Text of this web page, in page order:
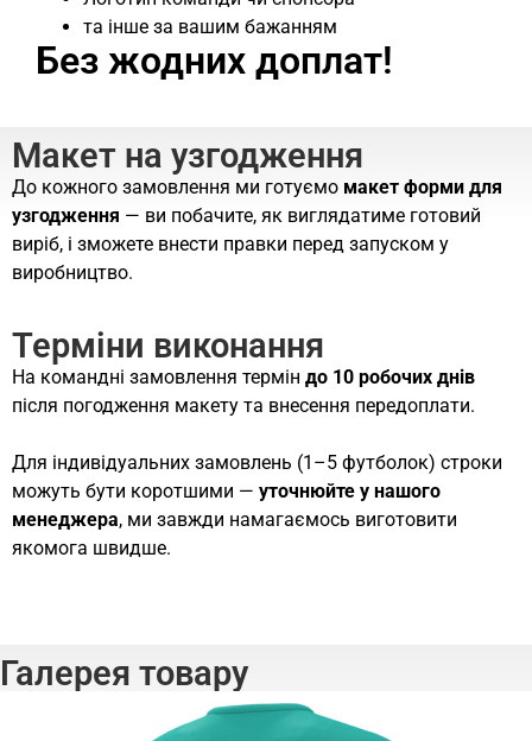
та інше за вашим бажанням
Без жодних доплат!
Макет на узгодження
До кожного замовлення ми готуємо макет форми для
узгодження — ви побачите, як виглядатиме готовий
виріб, і зможете внести правки перед запуском у
виробництво.
Терміни виконання
На командні замовлення термін до 10 робочих днів
після погодження макету та внесення передоплати.
Для індивідуальних замовлень (1–5 футболок) строки
можуть бути коротшими — уточнюйте у нашого
менеджера, ми завжди намагаємось виготовити
якомога швидше.
Галерея товару